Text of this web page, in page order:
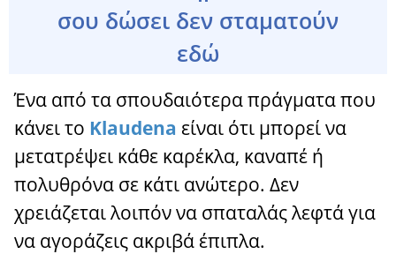
σου δώσει δεν σταματούν
εδώ
Ένα από τα σπουδαιότερα πράγματα που
κάνει το Klaudena είναι ότι μπορεί να
μετατρέψει κάθε καρέκλα, καναπέ ή
πολυθρόνα σε κάτι ανώτερο. Δεν
χρειάζεται λοιπόν να σπαταλάς λεφτά για
να αγοράζεις ακριβά έπιπλα.